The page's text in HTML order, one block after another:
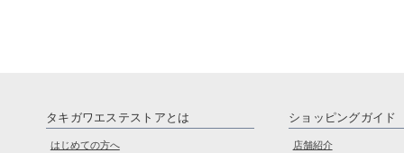
タキガワエステストアとは
はじめての方へ
ショッピングガイド
店舗紹介